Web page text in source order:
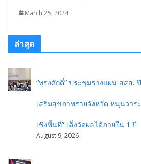
March 25, 2024
ล่าสุด
“ทรงศักดิ์” ประชุมร่างแผน สสส.
เสริมสุขภาพรายจังหวัด หนุนวาร
เชิงพื้นที่” เล็งวัดผลได้ภายใน 1 ปี
August 9, 2026